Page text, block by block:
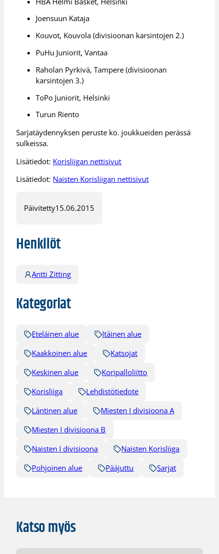
Joensuun Kataja
Kouvot, Kouvola (divisioonan karsintojen 2.)
PuHu Juniorit, Vantaa
Raholan Pyrkivä, Tampere (divisioonan
karsintojen 3.)
ToPo Juniorit, Helsinki
Turun Riento
Sarjatäydennyksen peruste ko. joukkueiden perässä
sulkeissa.
Lisätiedot: Korisliigan nettisivut
Lisätiedot: Naisten Korisliigan nettisivut
Päivitetty15.06.2015
Henkilöt
Antti Zitting
Kategoriat
Eteläinen alue
Itäinen alue
Kaakkoinen alue
Katsojat
Keskinen alue
Koripalloliitto
Korisliiga
Lehdistötiedote
Läntinen alue
Miesten I divisioona A
Miesten I divisioona B
Naisten I divisioona
Naisten Korisliiga
Pohjoinen alue
Pääjuttu Sarjat
Katso myös